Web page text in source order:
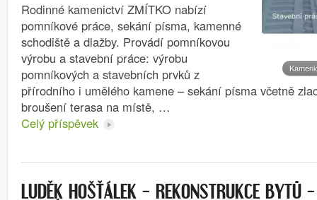
Rodinné kamenictví ZMÍTKO nabízí
pomníkové práce, sekání písma, kamenné
schodiště a dlažby. Provádí pomníkovou
výrobu a stavební práce: výrobu
pomníkových a stavebních prvků z
přírodního i umělého kamene – sekání písma včetně
broušení terasa na místě, …
Celý příspěvek
LUDĚK HOŠŤÁLEK – REKONSTRUKCE BYTŮ